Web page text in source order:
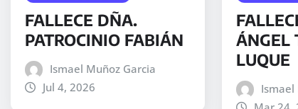
FALLECE DÑA.
PATROCINIO FABIÁN
Ismael Muñoz Garcia
Jul 4, 2026
ÁNGEL
LUQUE
Ismael